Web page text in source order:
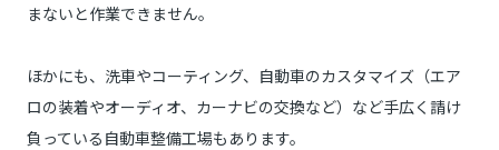
まないと作業できません。
ほかにも、洗車やコーティング、自動車のカスタマイズ（エア
ロの装着やオーディオ、カーナビの交換など）など手広く請け
負っている自動車整備工場もあります。